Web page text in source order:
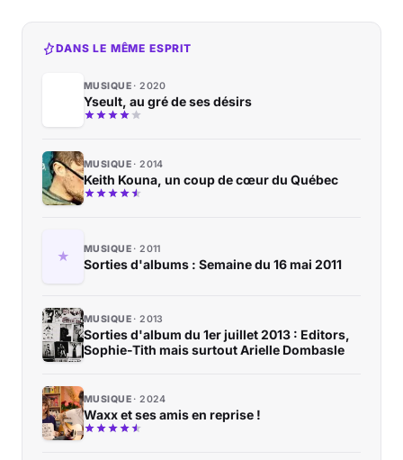
DANS LE MÊME ESPRIT
MUSIQUE 2020
Yseult, au gré de ses désirs
MUSIQUE 2014
Keith Kouna, un coup de cœur du Québec
MUSIQUE 2011
Sorties d'albums : Semaine du 16 mai 2011
MUSIQUE 2013
Sorties d'album du 1er juillet 2013 : Editors,
Sophie-Tith mais surtout Arielle Dombasle
MUSIQUE 2024
Waxx et ses amis en reprise !